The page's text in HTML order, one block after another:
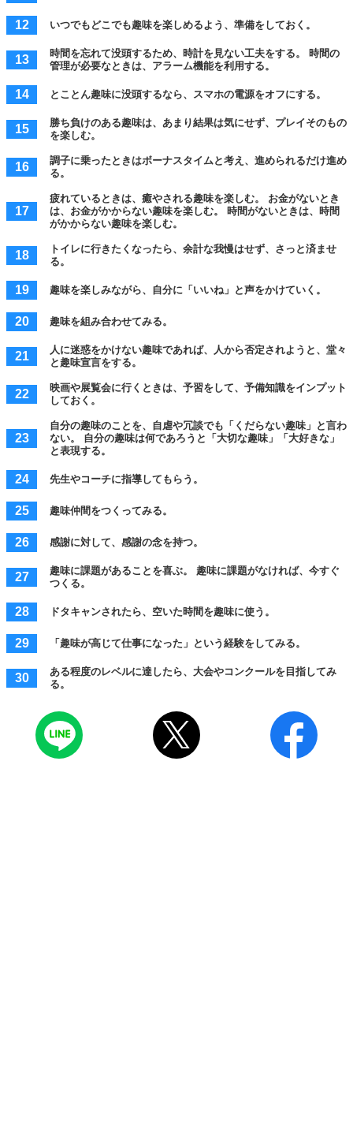
いつでもどこでも趣味を楽しめるよう、準備をしておく。
時間を忘れて没頭するため、時計を見ない工夫をする。 時間の
管理が必要なときは、アラーム機能を利用する。
とことん趣味に没頭するなら、スマホの電源をオフにする。
勝ち負けのある趣味は、あまり結果は気にせず、プレイそのもの
を楽しむ。
調子に乗ったときはボーナスタイムと考え、進められるだけ進め
る。
疲れているときは、癒やされる趣味を楽しむ。 お金がないとき
は、お金がかからない趣味を楽しむ。 時間がないときは、時間
がかからない趣味を楽しむ。
トイレに行きたくなったら、余計な我慢はせず、さっと済ませ
る。
趣味を楽しみながら、自分に「いいね」と声をかけていく。
趣味を組み合わせてみる。
人に迷惑をかけない趣味であれば、人から否定されようと、堂々
と趣味宣言をする。
映画や展覧会に行くときは、予習をして、予備知識をインプット
しておく。
自分の趣味のことを、自虐や冗談でも「くだらない趣味」と言わ
ない。 自分の趣味は何であろうと「大切な趣味」「大好きな」
と表現する。
先生やコーチに指導してもらう。
趣味仲間をつくってみる。
感謝に対して、感謝の念を持つ。
趣味に課題があることを喜ぶ。 趣味に課題がなければ、今すぐ
つくる。
ドタキャンされたら、空いた時間を趣味に使う。
「趣味が高じて仕事になった」という経験をしてみる。
ある程度のレベルに達したら、大会やコンクールを目指してみ
る。